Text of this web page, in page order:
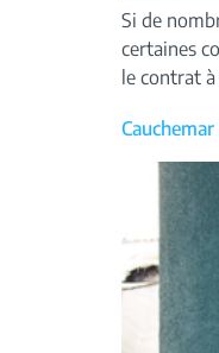
Si de
certaines
le contrat